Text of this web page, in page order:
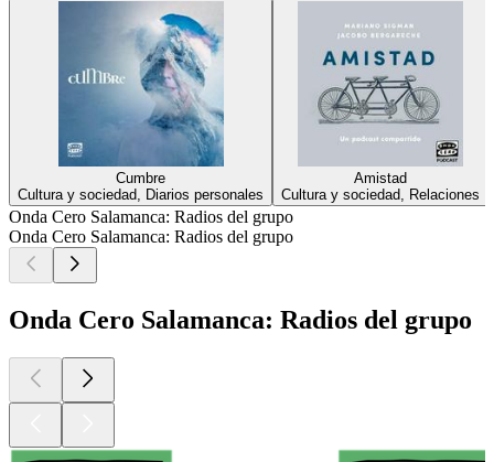
Cumbre
Cultura y sociedad, Diarios personales
Amistad
Cultura y sociedad, Relaciones
Onda Cero Salamanca: Radios del grupo
Onda Cero Salamanca: Radios del grupo
Onda Cero Salamanca: Radios del grupo